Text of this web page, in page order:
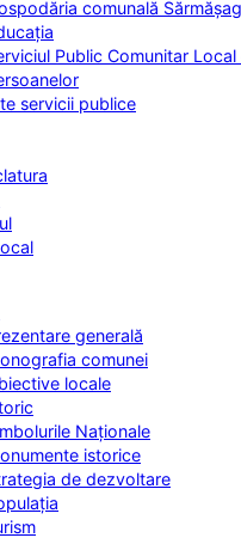
comunală
Public Comunitar
servicii publice
generală
comunei
locale
Naționale
istorice
de dezvoltare